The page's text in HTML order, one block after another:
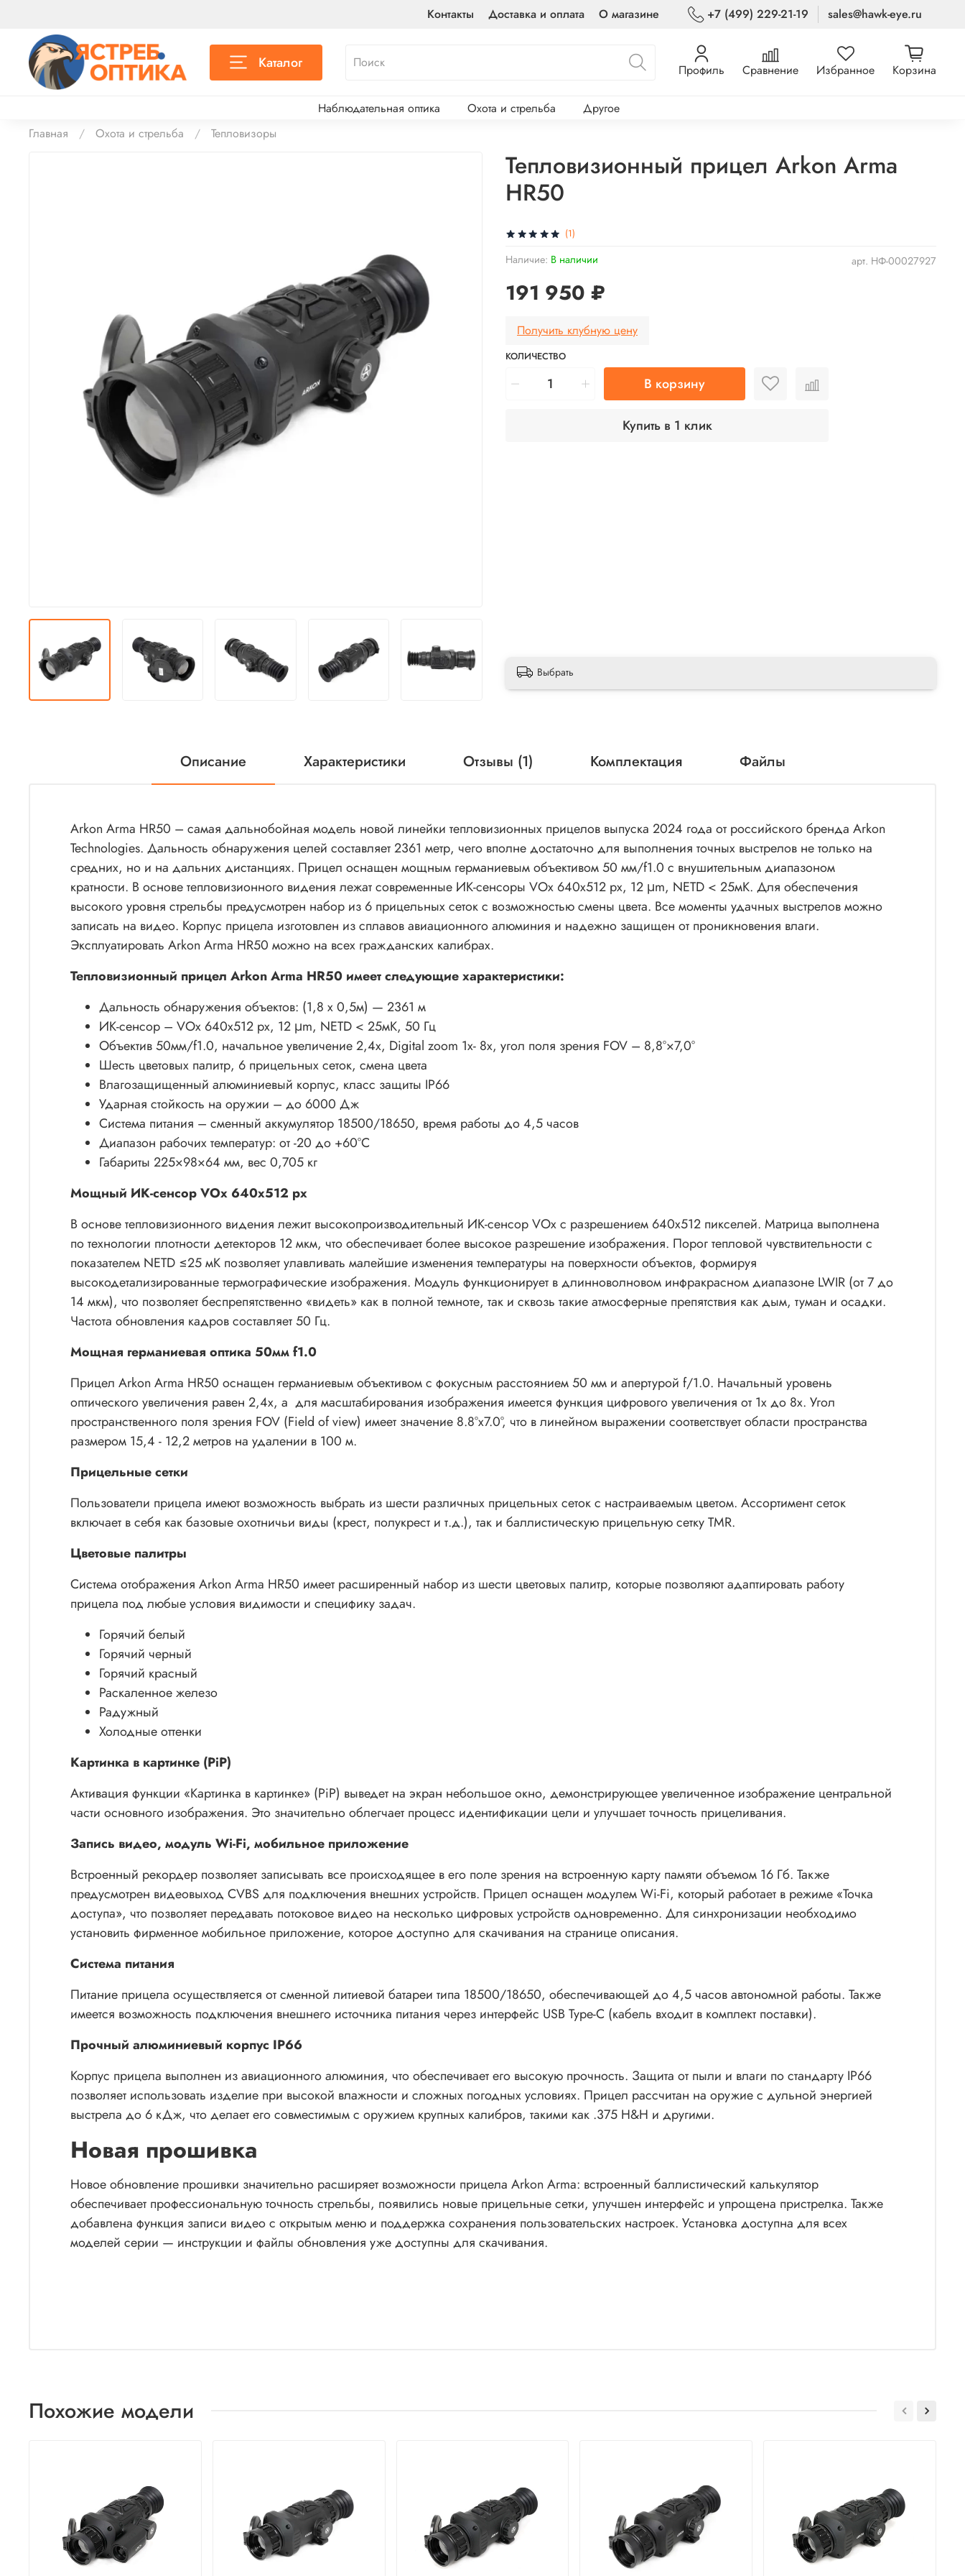
Контакты Доставка и оплата О магазине +7 (499) 229-21-19 sales@hawk-eye.ru
Каталог Профиль Сравнение Избранное Корзина
Наблюдательная оптика Охота и стрельба
Другое
Главная
Охота и стрельба Тепловизоры
(1)
арт. НФ-00027927
Наличие: В наличии
Тепловизионный прицел Arkon Arma
HR50
191 950 ₽
Получить клубную цену
КОЛИЧЕСТВО
В корзину
Купить в 1 клик
Выбрать
Описание Характеристики Отзывы (1) Комплектация Файлы
Arkon Arma HR50 – самая дальнобойная модель новой линейки тепловизионных прицелов выпуска 2024 года от российского бренда Arkon
Technologies. Дальность обнаружения целей составляет 2361 метр, чего вполне достаточно для выполнения точных выстрелов не только на
средних, но и на дальних дистанциях. Прицел оснащен мощным германиевым объективом 50 мм/f1.0 с внушительным диапазоном
кратности. В основе тепловизионного видения лежат современные ИК-сенсоры VOx 640х512 рх, 12 μm, NETD < 25мК. Для обеспечения
высокого уровня стрельбы предусмотрен набор из 6 прицельных сеток с возможностью смены цвета. Все моменты удачных выстрелов можно
записать на видео. Корпус прицела изготовлен из сплавов авиационного алюминия и надежно защищен от проникновения влаги.
Эксплуатировать Arkon Arma HR50 можно на всех гражданских калибрах.
Тепловизионный прицел Arkon Arma HR50 имеет следующие характеристики:
Дальность обнаружения объектов: (1,8 х 0,5м) — 2361 м
ИК-сенсор – VOx 640х512 рх, 12 μm, NETD < 25мК, 50 Гц
Объектив 50мм/f1.0, начальное увеличение 2,4х, Digital zoom 1х- 8х, угол поля зрения FOV – 8,8°×7,0°
Шесть цветовых палитр, 6 прицельных сеток, смена цвета
Влагозащищенный алюминиевый корпус, класс защиты IP66
Ударная стойкость на оружии – до 6000 Дж
Система питания – сменный аккумулятор 18500/18650, время работы до 4,5 часов
Диапазон рабочих температур: от -20 до +60°С
Габариты 225×98×64 мм, вес 0,705 кг
Мощный ИК-сенсор VOx 640х512 рх
В основе тепловизионного видения лежит высокопроизводительный ИК-сенсор VOx с разрешением 640х512 пикселей. Матрица выполнена
по технологии плотности детекторов 12 мкм, что обеспечивает более высокое разрешение изображения. Порог тепловой чувствительности с
показателем NETD ≤25 мК позволяет улавливать малейшие изменения температуры на поверхности объектов, формируя
высокодетализированные термографические изображения. Модуль функционирует в длинноволновом инфракрасном диапазоне LWIR (от 7 до
14 мкм), что позволяет беспрепятственно «видеть» как в полной темноте, так и сквозь такие атмосферные препятствия как дым, туман и осадки.
Частота обновления кадров составляет 50 Гц.
Мощная германиевая оптика 50мм f1.0
Прицел Arkon Arma HR50 оснащен германиевым объективом с фокусным расстоянием 50 мм и апертурой f/1.0. Начальный уровень
оптического увеличения равен 2,4х, а для масштабирования изображения имеется функция цифрового увеличения от 1х до 8х. Угол
пространственного поля зрения FOV (Field of view) имеет значение 8.8°x7.0°, что в линейном выражении соответствует области пространства
размером 15,4 - 12,2 метров на удалении в 100 м.
Прицельные сетки
Пользователи прицела имеют возможность выбрать из шести различных прицельных сеток с настраиваемым цветом. Ассортимент сеток
включает в себя как базовые охотничьи виды (крест, полукрест и т.д.), так и баллистическую прицельную сетку TMR.
Цветовые палитры
Система отображения Arkon Arma HR50 имеет расширенный набор из шести цветовых палитр, которые позволяют адаптировать работу
прицела под любые условия видимости и специфику задач.
Горячий белый
Горячий черный
Горячий красный
Раскаленное железо
Радужный
Холодные оттенки
Картинка в картинке (PiP)
Активация функции «Картинка в картинке» (PiP) выведет на экран небольшое окно, демонстрирующее увеличенное изображение центральной
части основного изображения. Это значительно облегчает процесс идентификации цели и улучшает точность прицеливания.
Запись видео, модуль Wi-Fi, мобильное приложение
Встроенный рекордер позволяет записывать все происходящее в его поле зрения на встроенную карту памяти объемом 16 Гб. Также
предусмотрен видеовыход CVBS для подключения внешних устройств. Прицел оснащен модулем Wi-Fi, который работает в режиме «Точка
доступа», что позволяет передавать потоковое видео на несколько цифровых устройств одновременно. Для синхронизации необходимо
установить фирменное мобильное приложение, которое доступно для скачивания на странице описания.
Система питания
Питание прицела осуществляется от сменной литиевой батареи типа 18500/18650, обеспечивающей до 4,5 часов автономной работы. Также
имеется возможность подключения внешнего источника питания через интерфейс USB Туре-С (кабель входит в комплект поставки).
Прочный алюминиевый корпус IP66
Корпус прицела выполнен из авиационного алюминия, что обеспечивает его высокую прочность. Защита от пыли и влаги по стандарту IP66
позволяет использовать изделие при высокой влажности и сложных погодных условиях. Прицел рассчитан на оружие с дульной энергией
выстрела до 6 кДж, что делает его совместимым с оружием крупных калибров, такими как .375 H&H и другими.
Новая прошивка
Новое обновление прошивки значительно расширяет возможности прицела Arkon Arma: встроенный баллистический калькулятор
обеспечивает профессиональную точность стрельбы, появились новые прицельные сетки, улучшен интерфейс и упрощена пристрелка. Также
добавлена функция записи видео с открытым меню и поддержка сохранения пользовательских настроек. Установка доступна для всех
моделей серии — инструкции и файлы обновления уже доступны для скачивания.
Похожие модели